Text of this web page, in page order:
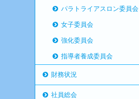
パラトライアスロン委員会
女子委員会
強化委員会
指導者養成委員会
財務状況
社員総会